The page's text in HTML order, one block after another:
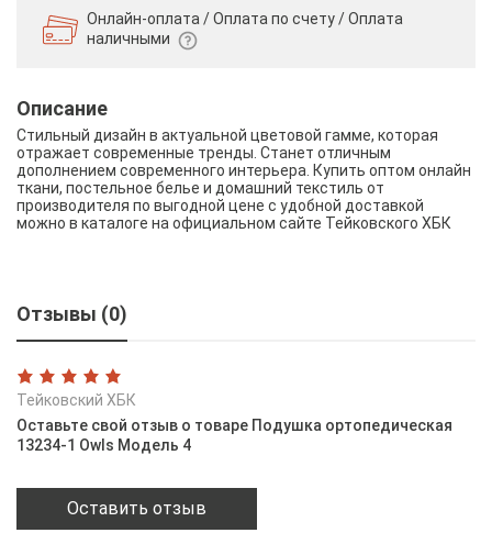
Онлайн-оплата / Оплата по счету /Оплата
наличными
Описание
Стильный дизайн в актуальной цветовой гамме, которая
отражает современные тренды. Станет отличным
дополнением современного интерьера. Купить оптом онлайн
ткани, постельное белье и домашний текстиль от
производителя по выгодной цене с удобной доставкой
можно в каталоге на официальном сайте Тейковского ХБК
Отзывы (0)
Тейковский ХБК
Оставьте свой отзыв о товаре Подушка ортопедическая
13234-1 Owls Модель 4
Оставить отзыв